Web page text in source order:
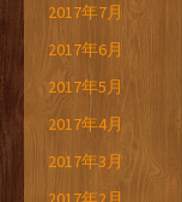
2017年7月
2017年6月
2017年5月
2017年4月
2017年3月